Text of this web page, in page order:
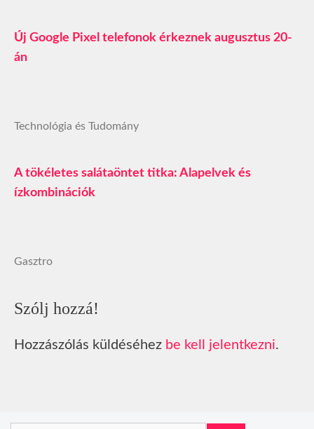
Új Google Pixel telefonok érkeznek augusztus 20-
án
Technológia és Tudomány
A tökéletes salátaöntet titka: Alapelvek és
ízkombinációk
Gasztro
Szólj hozzá!
Hozzászólás küldéséhez be kell jelentkezni.